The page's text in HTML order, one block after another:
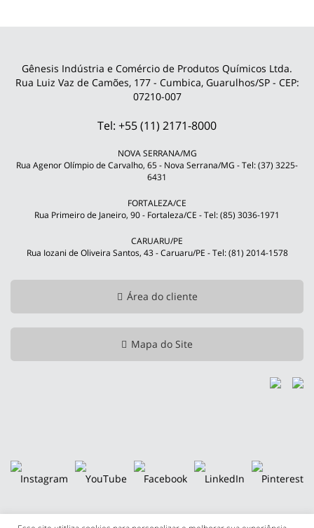
Gênesis Indústria e Comércio de Produtos Químicos Ltda.
Rua Luiz Vaz de Camões, 177 - Cumbica, Guarulhos/SP - CEP:
07210-007
Tel: +55 (11) 2171-8000
NOVA SERRANA/MG
Rua Agenor Olímpio de Carvalho, 65 - Nova Serrana/MG - Tel: (37) 3225-
6431
FORTALEZA/CE
Rua Primeiro de Janeiro, 90 - Fortaleza/CE - Tel: (85) 3036-1971
CARUARU/PE
Rua Iozani de Oliveira Santos, 43 - Caruaru/PE - Tel: (81) 2014-1578
Área do cliente
Mapa do Site